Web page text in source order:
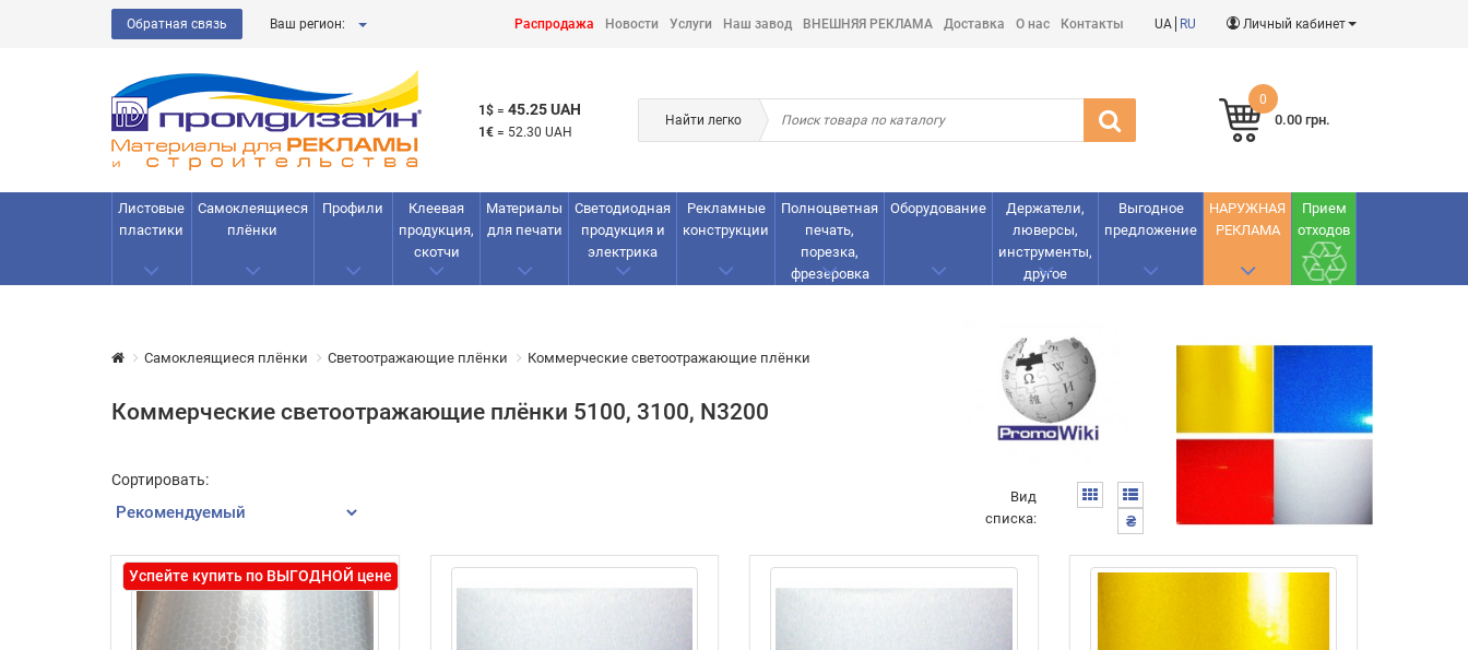
Обратная связь Ваш регион: Распродажа Новости Услуги Наш завод ВНЕШНЯЯ РЕКЛАМА Доставка О нас Контакты UA RU Личный кабинет
1$ = 45.25 UAH
1€ = 52.30 UAH
Найти легко
0
0.00 грн.
Листовые
пластики
Самоклеящиеся
плёнки
Профили
Клеевая
продукция,
скотчи
Материалы
для печати
Светодиодная
продукция и
электрика
Рекламные
конструкции
Полноцветная
печать,
порезка,
фрезеровка
Оборудование
Держатели,
люверсы,
инструменты,
другое
Выгодное
предложение
НАРУЖНАЯ
РЕКЛАМА
Прием
отходов
Самоклеящиеся плёнки Светоотражающие плёнки Коммерческие светоотражающие плёнки
Коммерческие светоотражающие плёнки 5100, 3100, N3200
Сортировать:
Вид
списка:
₴
Успейте купить по ВЫГОДНОЙ цене